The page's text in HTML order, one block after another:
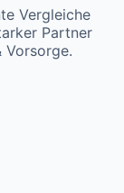
Vergleiche
Partner
Vorsorge.